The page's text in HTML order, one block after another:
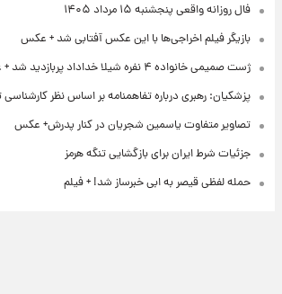
فال روزانه واقعی پنجشنبه ۱۵ مرداد ۱۴۰۵
بازیگر فیلم اخراجی‌ها با این عکس آفتابی شد + عکس
ژست صمیمی خانواده ۴ نفره شیلا خداداد پربازدید شد + عکس
پزشکیان: رهبری درباره تفاهمنامه بر اساس نظر
تصاویر متفاوت یاسمین شجریان در کنار پدرش+ عکس
جزئیات شرط ایران برای بازگشایی تنگه هرمز
حمله لفظی قیصر به ابی خبرساز شد! + فیلم